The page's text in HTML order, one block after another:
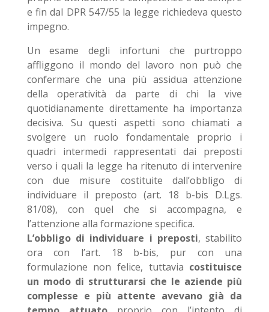
e fin dal DPR 547/55 la legge richiedeva questo
impegno.
Un esame degli infortuni che purtroppo
affliggono il mondo del lavoro non può che
confermare che una più assidua attenzione
della operatività da parte di chi la vive
quotidianamente direttamente ha importanza
decisiva. Su questi aspetti sono chiamati a
svolgere un ruolo fondamentale proprio i
quadri intermedi rappresentati dai preposti
verso i quali la legge ha ritenuto di intervenire
con due misure costituite dall’obbligo di
individuare il preposto (art. 18 b-bis D.Lgs.
81/08), con quel che si accompagna, e
l’attenzione alla formazione specifica.
L’obbligo di individuare i preposti, stabilito
ora con l’art. 18 b-bis, pur con una
formulazione non felice, tuttavia costituisce
un modo di strutturarsi che le aziende più
complesse e più attente avevano già da